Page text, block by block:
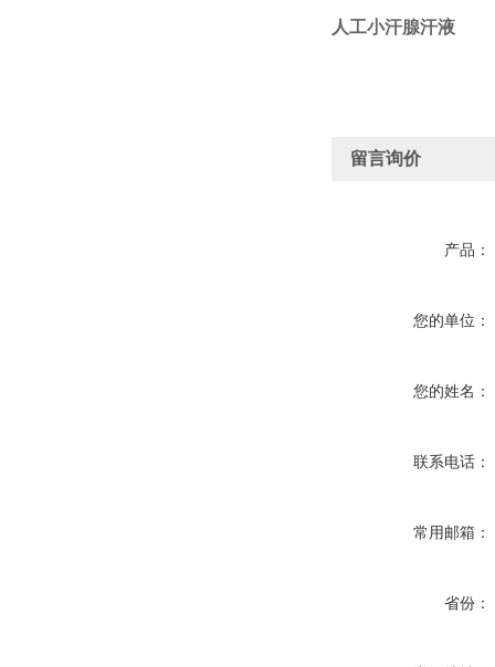
人工小汗腺汗液
留言询价
产品：
您的单位：
您的姓名：
联系电话：
常用邮箱：
省份：